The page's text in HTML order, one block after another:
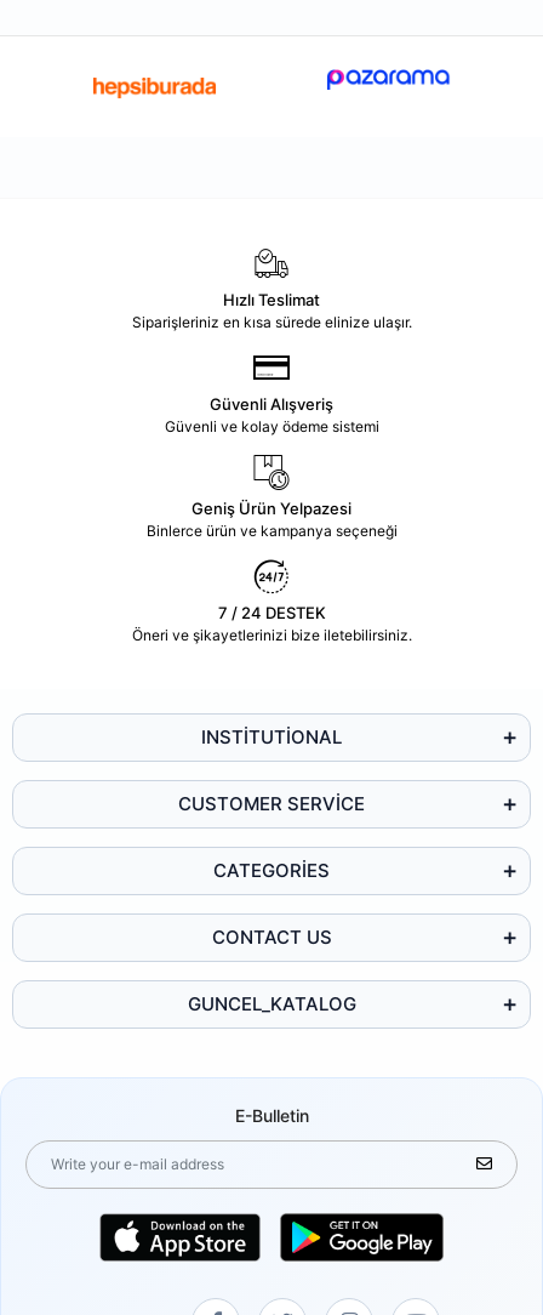
Hızlı Teslimat
Siparişleriniz en kısa sürede elinize ulaşır.
Güvenli Alışveriş
Güvenli ve kolay ödeme sistemi
Geniş Ürün Yelpazesi
Binlerce ürün ve kampanya seçeneği
7 / 24 DESTEK
Öneri ve şikayetlerinizi bize iletebilirsiniz.
INSTİTUTİONAL
CUSTOMER SERVİCE
CATEGORİES
CONTACT US
GUNCEL_KATALOG
E-Bulletin